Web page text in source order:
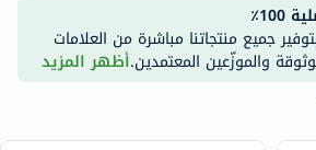
جميع منتجاتنا مباشرة من العلامات
والموزّعين المعتمدين.أظهر المزيد